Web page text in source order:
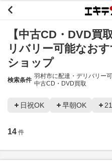
【中古CD・DVD買
リバリー可能なお
ショップ
検索条件
羽村市に配達・デリバリー
中古CD・DVD買取
日祝OK 早朝OK
14 件